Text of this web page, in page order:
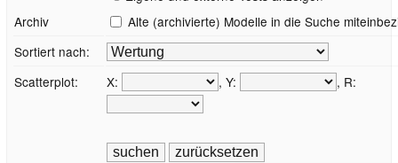
Archiv
Alte (archivierte) Modelle in die Suche
Sortiert nach:
Scatterplot:
X: , Y: , R: